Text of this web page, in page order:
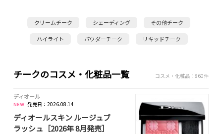
クリームチーク シェーディング その他チーク
ハイライト パウダーチーク リキッドチーク
チークのコスメ・化粧品一覧 コスメ・化粧品：860件
ディオール
発売日：2026.08.14
ディオールスキン ルージュブ
ラッシュ［2026年 8月発売］